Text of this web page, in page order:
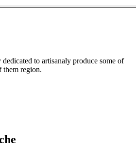
to artisanaly produce some of
them region.